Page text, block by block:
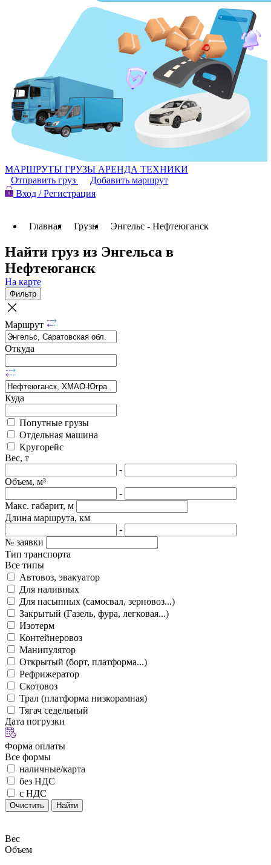
МАРШРУТЫ ГРУЗЫ АРЕНДА ТЕХНИКИ
Отправить груз
Добавить маршрут
Вход / Регистрация
Главная Грузы Энгельс - Нефтеюганск
Найти груз из Энгельса в
Нефтеюганск
На карте
Фильтр
Маршрут
Откуда
Куда
Попутные грузы
Отдельная машина
Кругорейс
Вес, т
-
Объем, м³
-
Макс. габарит, м
Длина маршрута, км
-
№ заявки
Тип транспорта
Все типы
Автовоз, эвакуатор
Для наливных
Для насыпных (самосвал, зерновоз...)
Закрытый (Газель, фура, легковая...)
Изотерм
Контейнеровоз
Манипулятор
Открытый (борт, платформа...)
Рефрижератор
Скотовоз
Трал (платформа низкорамная)
Тягач седельный
Дата погрузки
Форма оплаты
Все формы
наличные/карта
без НДС
с НДС
Очистить Найти
Вес
Объем